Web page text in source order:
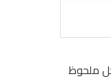
ملحوظ